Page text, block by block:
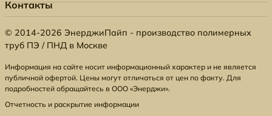
Контакты
© 2014-2026 ЭнерджиПайп - производство полимерных
труб ПЭ / ПНД в Москве
Информация на сайте носит информационный характер и не является
публичной офертой. Цены могут отличаться от цен по факту. Для
подробностей обращайтесь в ООО «Энерджи».
Отчетность и раскрытие информации